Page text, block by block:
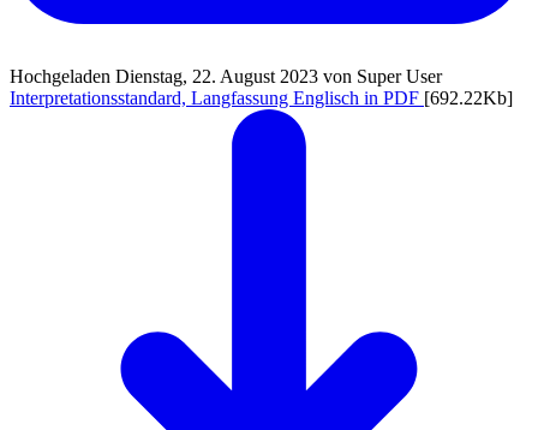
Hochgeladen Dienstag, 22. August 2023 von Super User
Interpretationsstandard, Langfassung Englisch in PDF [692.22Kb]